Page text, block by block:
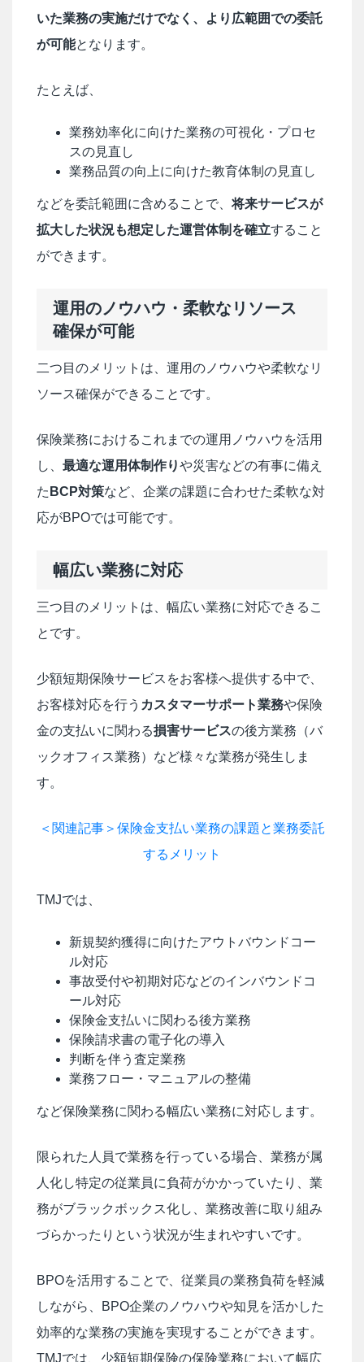
いた業務の実施だけでなく、より広範囲での委託
が可能となります。
たとえば、
業務効率化に向けた業務の可視化・プロセ
スの見直し
業務品質の向上に向けた教育体制の見直し
などを委託範囲に含めることで、将来サービスが
拡大した状況も想定した運営体制を確立すること
ができます。
運用のノウハウ・柔軟なリソース
確保が可能
二つ目のメリットは、運用のノウハウや柔軟なリ
ソース確保ができることです。
保険業務におけるこれまでの運用ノウハウを活用
し、 最適な運用体制作りや災害などの有事に備え
た BCP対策など、企業の課題に合わせた柔軟な対
応がBPOでは可能です。
幅広い業務に対応
三つ目のメリットは、幅広い業務に対応できるこ
とです。
少額短期保険サービスをお客様へ提供する中で、
お客様対応を行う カスタマーサポート業務や保険
金の支払いに関わる損害サービスの後方業務（バ
ックオフィス業務）など様々な業務が発生しま
す。
＜関連記事＞保険金支払い業務の課題と業務委託
するメリット
TMJでは、
新規契約獲得に向けたアウトバウンドコー
ル対応
事故受付や初期対応などのインバウンドコ
ール対応
保険金支払いに関わる後方業務
保険請求書の電子化の導入
判断を伴う査定業務
業務フロー・マニュアルの整備
など保険業務に関わる幅広い業務に対応します。
限られた人員で業務を行っている場合、業務が属
人化し特定の従業員に負荷がかかっていたり、業
務がブラックボックス化し、業務改善に取り組み
づらかったりという状況が生まれやすいです。
BPOを活用することで、従業員の業務負荷を軽減
しながら、BPO企業のノウハウや知見を活かした
効率的な業務の実施を実現することができます。
TMJでは、少額短期保険の保険業務において幅広